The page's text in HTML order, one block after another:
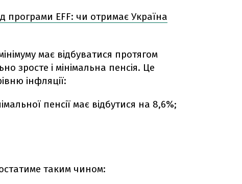
програми EFF: чи отримає Україна
має відбуватися протягом
зросте і мінімальна пенсія. Це
інфляції:
пенсії має відбутися на 8,6%;
таким чином: